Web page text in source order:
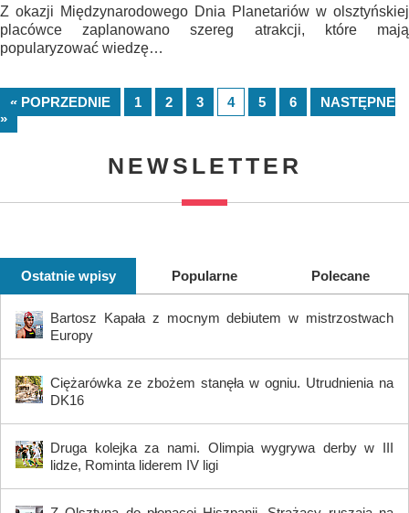
Z okazji Międzynarodowego Dnia Planetariów w olsztyńskiej
placówce zaplanowano szereg atrakcji, które mają
popularyzować wiedzę…
« POPRZEDNIE 1 2 3 4 5 6
NASTĘPNE
»
NEWSLETTER
Ostatnie wpisy Popularne Polecane
Bartosz Kapała z mocnym debiutem w mistrzostwach
Europy
Ciężarówka ze zbożem stanęła w ogniu. Utrudnienia na
DK16
Druga kolejka za nami. Olimpia wygrywa derby w III
lidze, Rominta liderem IV ligi